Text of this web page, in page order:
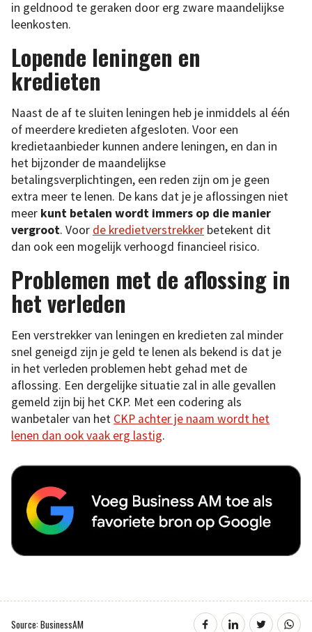
in geldnood te geraken door erg zware maandelijkse
leenkosten.
Lopende leningen en
kredieten
Naast de af te sluiten leningen heb je inmiddels al één
of meerdere kredieten afgesloten. Voor een
kredietaanbieder kunnen andere leningen, en dan in
het bijzonder de maandelijkse
betalingsverplichtingen, een reden zijn om je geen
extra meer te lenen. De kans dat je je aflossingen niet
meer kunt betalen wordt immers op die manier
vergroot. Voor de kredietverstrekker betekent dit
dan ook een mogelijk verhoogd financieel risico.
Problemen met de aflossing in
het verleden
Een verstrekker van leningen en kredieten zal minder
snel geneigd zijn je geld te lenen als bekend is dat je
in het verleden problemen hebt gehad met de
aflossing. Een dergelijke situatie zal in alle gevallen
gemeld zijn bij het CKP. Met een codering als
wanbetaler van het CKP achter je naam wordt het
lenen dan ook vaak erg lastig.
Source: BusinessAM